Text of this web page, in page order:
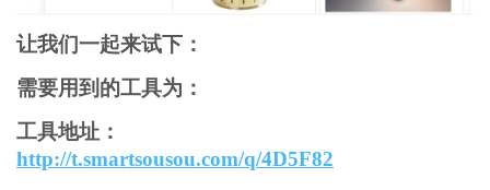
让我们一起来试下：
需要用到的工具为：
工具地址：
http://t.smartsousou.com/q/4D5F82